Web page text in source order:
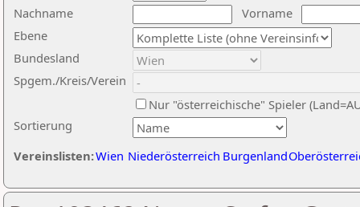
Nachname
Vorname
Ebene
Sortierung
Bundesland
Spgem./Kreis/Verein
Nur "österreichische" Spieler
Vereinslisten:Wien Niederösterreich Burgenland